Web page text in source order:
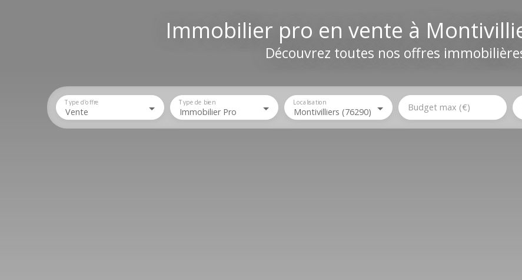
Immobilier pro en vente à
Découvrez toutes nos offres
Vente
Type d'offre
Immobilier Pro
Type de bien
Montivilliers (76290)
Localisation Budget max (€)